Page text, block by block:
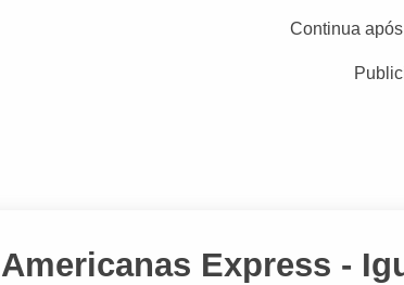
Continua
Americanas Express -